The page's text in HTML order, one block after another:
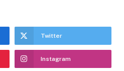
Twitter
Instagram